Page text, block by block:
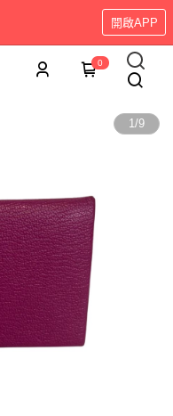
開啟APP
0
1/9